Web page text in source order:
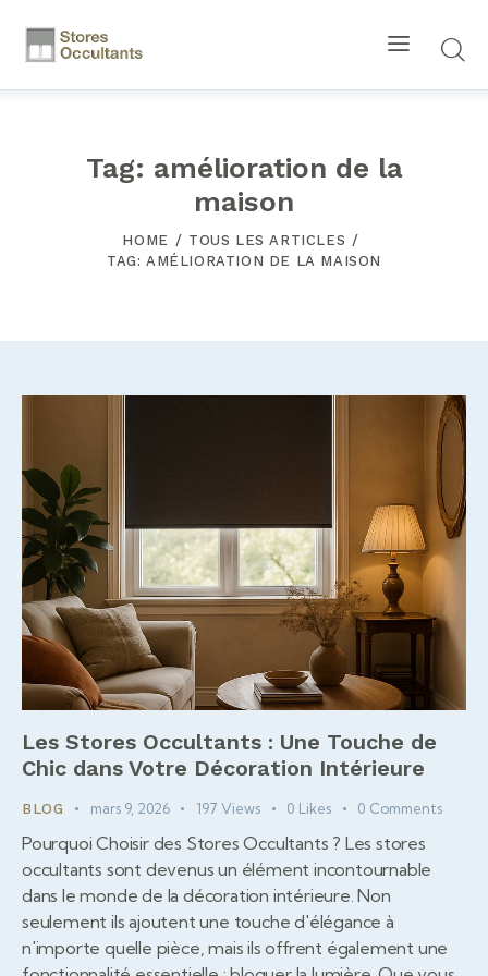
Tag: amélioration de la
maison
HOME
TOUS LES ARTICLES
TAG: AMÉLIORATION DE LA MAISON
Les Stores Occultants : Une Touche de
Chic dans Votre Décoration Intérieure
BLOG mars 9, 2026 197 Views 0 Likes 0 Comments
Pourquoi Choisir des Stores Occultants ? Les stores
occultants sont devenus un élément incontournable
dans le monde de la décoration intérieure. Non
seulement ils ajoutent une touche d'élégance à
n'importe quelle pièce, mais ils offrent également une